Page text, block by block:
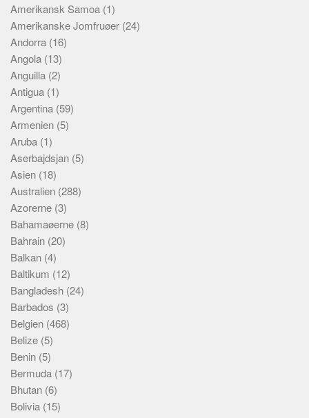
Social sikring og sundhed
Transport
Alle
Aspekter
Køb og salg
Økonomi
Jura og regler
Skatter og afgifter
Statistik
Praktisk
Alle
Meta
Dokumenttyper
Emner
Skribenter
Personer
Steder
Kilder
Om
Amerikansk Samoa (1)
Amerikanske Jomfruøer (24)
Andorra (16)
Angola (13)
Anguilla (2)
Antigua (1)
Argentina (59)
Armenien (5)
Aruba (1)
Aserbajdsjan (5)
Asien (18)
Australien (288)
Azorerne (3)
Bahamaøerne (8)
Bahrain (20)
Balkan (4)
Baltikum (12)
Bangladesh (24)
Barbados (3)
Belgien (468)
Belize (5)
Benin (5)
Bermuda (17)
Bhutan (6)
Bolivia (15)